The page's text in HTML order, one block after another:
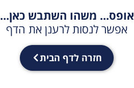
אופס... משהו השתבש כאן...
אפשר לנסות לרענן את הדף
חזרה לדף הבית